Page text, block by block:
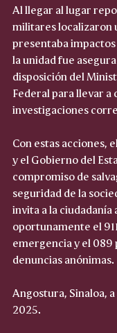
Al llegar al lugar
militares localizaron
presentaba
la unidad fue
disposición del
Federal para llevar a
investigaciones
Con estas acciones,
y el Gobierno del
compromiso de
seguridad de la
invita a la ciudadanía
oportunamente el
emergencia y el 089
denuncias anónimas.
Angostura, Sinaloa,
2025.